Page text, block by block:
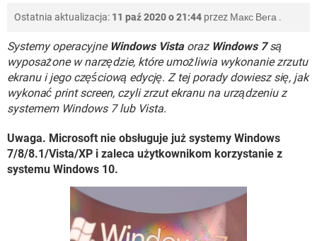
INSTAGRAM FACEBOOK
WINDOWS 10
INSTAGRAM FACEBOOK
WINDOWS 10
COVID-19 TIKTOK
GRY WHATSAPP
SPOTIFY NETFLIX
INSTAGRAM FACEBOOK
WINDOWS 10
COVID-19 TIKTOK
GRY WHATSAPP
SPOTIFY
WINDOWS 10
Ostatnia aktualizacja: 11 paź 2020 o 21:44 przez Макс Вега .
Systemy operacyjne Windows Vistaoraz Windows 7są
wyposażone w narzędzie, które umożliwia wykonanie zrzutu
ekranu i jego częściową edycję. Z tej porady dowiesz się, jak
wykonać print screen, czyli zrzut ekranu na urządzeniu z
systemem Windows 7 lub Vista.
Uwaga. Microsoft nie obsługuje już systemy Windows
7/8/8.1/Vista/XP i zaleca użytkownikom korzystanie z
systemu Windows 10.